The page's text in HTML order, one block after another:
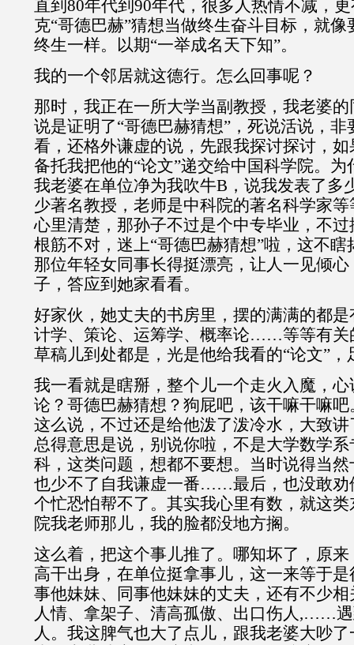
直到80年代到90年代，很多人热情不减，
克“哥德巴赫”猜想当做终生奋斗目标，就像
终生一样。以期“一举成名天下知”。
我的一个邻居就这德行。怎么回事呢？
那时，我正在一所大学当副教授，我老婆
说是证明了“哥德巴赫猜想”，死说活说，
看，还格外谦虚的说，先跟我探讨探讨，
备托我把他的“论文”递交给中国科学院。
我老婆在单位净为我吹牛B，说我发表了多
少著名教授，老师是中科院的著名科学
心里清楚，那孙子不过是个中专毕业，不
根筋不对，迷上“哥德巴赫猜想”啦，这不
那位年轻女同事长得挺漂亮，让人一见倾
子，答应到她家看看。
好家伙，她丈夫的书房里，摆的满满的都
计学、策论、运筹学、概率论……等等有关
草稿儿到处都是，光是他给我看的“论文”，
我一看就是瞎掰，整个儿一个走火入魔，心
论？哥德巴赫猜想？狗屁吧，该干嘛干嘛
这么说，不过还是给他泼了泼冷水，大致
总得意思是说，别说你啦，不是大学数学
科，这类问题，想都不要想。当时说得
也少不了自我谦虚一番……最后，也没敢劝
个忙恐怕帮不了。其实我心里有数，就这
院我老师那儿，我的脸都没地方搁。
这么着，把这个事儿推了。哪知坏了，原
高干出身，在单位挺拿事儿，这一来等于
事他妹妹、同事他妹妹的丈夫，还有不少
人情、拿架子、清高孤傲、出口伤人,……
人。我这脾气也大了点儿，跟我老婆大吵